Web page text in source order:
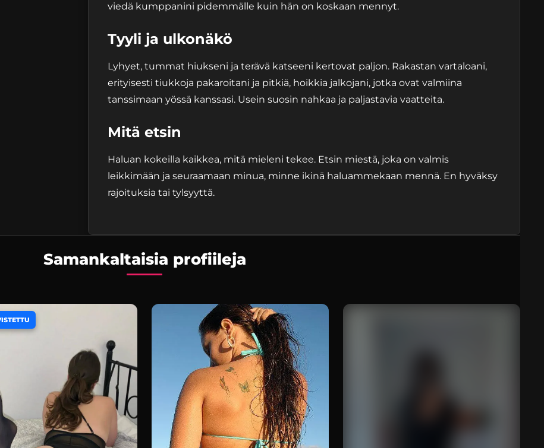
viedä kumppanini pidemmälle kuin hän on koskaan mennyt.
Tyyli ja ulkonäkö
Lyhyet, tummat hiukseni ja terävä katseeni kertovat paljon. Rakastan vartaloani,
erityisesti tiukkoja pakaroitani ja pitkiä, hoikkia jalkojani, jotka ovat valmiina
tanssimaan yössä kanssasi. Usein suosin nahkaa ja paljastavia vaatteita.
Mitä etsin
Haluan kokeilla kaikkea, mitä mieleni tekee. Etsin miestä, joka on valmis
leikkimään ja seuraamaan minua, minne ikinä haluammekaan mennä. En hyväksy
rajoituksia tai tylsyyttä.
Samankaltaisia profiileja